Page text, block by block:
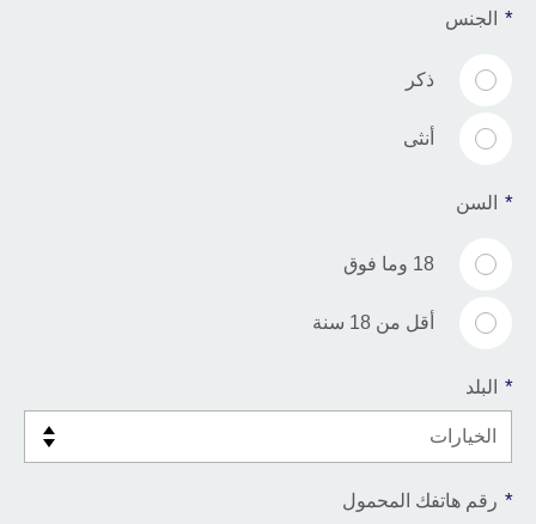
* الجنس
ذكر
أنثى
* السن
18 وما فوق
أقل من 18 سنة
* البلد
* رقم هاتفك المحمول